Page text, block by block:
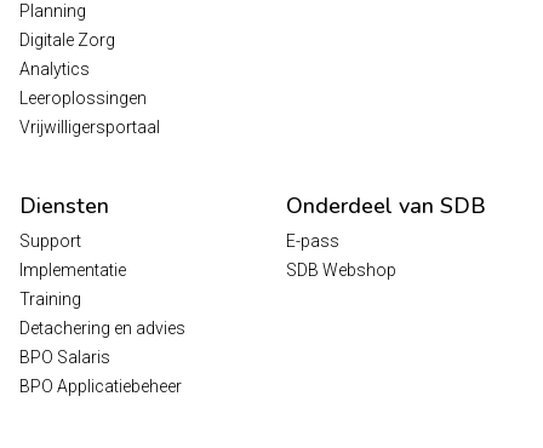
Planning
Digitale Zorg
Analytics
Leeroplossingen
Vrijwilligersportaal
Diensten
Support
Implementatie
Training
Detachering en advies
BPO Salaris
BPO Applicatiebeheer
Onderdeel van SDB
E-pass
SDB Webshop